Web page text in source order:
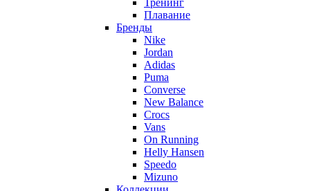
Плавание
Бренды
Nike
Jordan
Adidas
Puma
Converse
New Balance
Crocs
Vans
On Running
Helly Hansen
Speedo
Mizuno